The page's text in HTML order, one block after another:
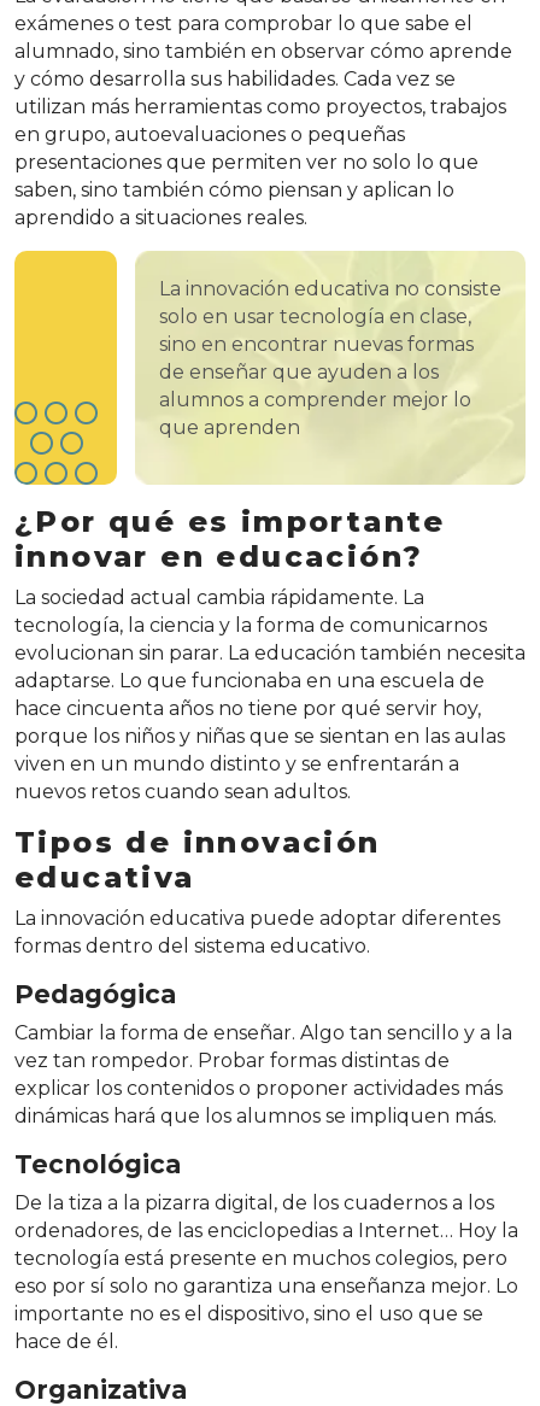
exámenes o test para comprobar lo que sabe el
alumnado, sino también en observar cómo aprende
y cómo desarrolla sus habilidades. Cada vez se
utilizan más herramientas como proyectos, trabajos
en grupo, autoevaluaciones o pequeñas
presentaciones que permiten ver no solo lo que
saben, sino también cómo piensan y aplican lo
aprendido a situaciones reales.
La innovación educativa no consiste
solo en usar tecnología en clase,
sino en encontrar nuevas formas
de enseñar que ayuden a los
alumnos a comprender mejor lo
que aprenden
¿Por qué es importante
innovar en educación?
La sociedad actual cambia rápidamente. La
tecnología, la ciencia y la forma de comunicarnos
evolucionan sin parar. La educación también necesita
adaptarse. Lo que funcionaba en una escuela de
hace cincuenta años no tiene por qué servir hoy,
porque los niños y niñas que se sientan en las aulas
viven en un mundo distinto y se enfrentarán a
nuevos retos cuando sean adultos.
Tipos de innovación
educativa
La innovación educativa puede adoptar diferentes
formas dentro del sistema educativo.
Pedagógica
Cambiar la forma de enseñar. Algo tan sencillo y a la
vez tan rompedor. Probar formas distintas de
explicar los contenidos o proponer actividades más
dinámicas hará que los alumnos se impliquen más.
Tecnológica
De la tiza a la pizarra digital, de los cuadernos a los
ordenadores, de las enciclopedias a Internet… Hoy la
tecnología está presente en muchos colegios, pero
eso por sí solo no garantiza una enseñanza mejor. Lo
importante no es el dispositivo, sino el uso que se
hace de él.
Organizativa